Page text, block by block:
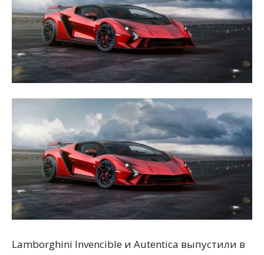
Lamborghini Invencible и Autentica выпустили в